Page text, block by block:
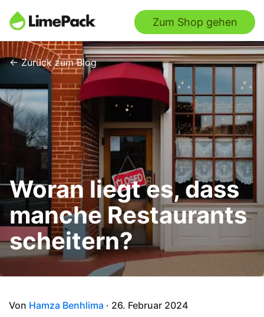
Zum Shop gehen
← Zurück zum Blog
Woran liegt es, dass
manche Restaurants
scheitern?
Von Hamza Benhlima · 26. Februar 2024